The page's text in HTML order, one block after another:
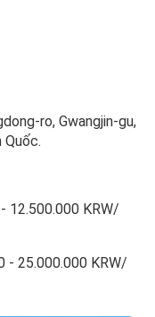
ro, Gwangjin-gu,
Quốc.
12.500.000 KRW/
- 25.000.000 KRW/